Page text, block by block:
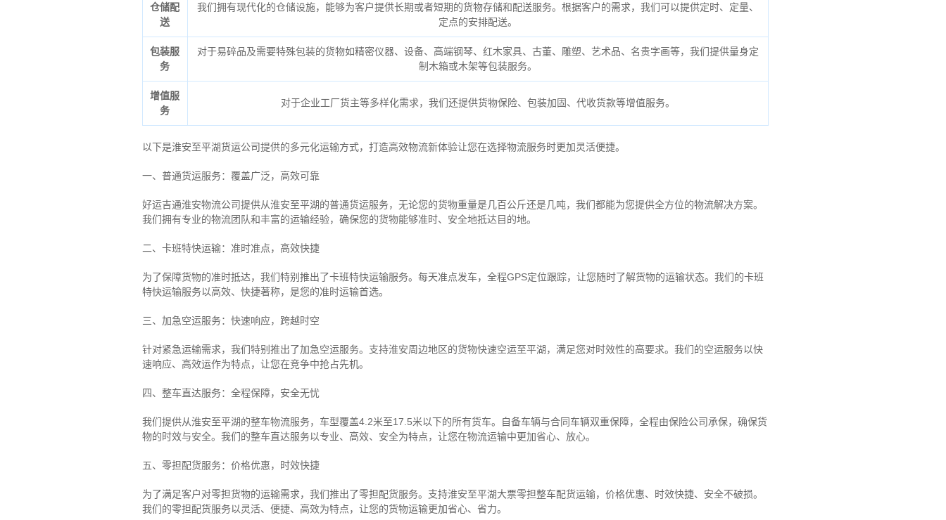
仓储配
送
我们拥有现代化的仓储设施，能够为客户提供长期或者短期的货物存储和配送服务。根据客户的需求，我们可以提供定时、定量、
定点的安排配送。
包装服
务
对于易碎品及需要特殊包装的货物如精密仪器、设备、高端钢琴、红木家具、古董、雕塑、艺术品、名贵字画等，我们提供量身定
制木箱或木架等包装服务。
增值服
务
对于企业工厂货主等多样化需求，我们还提供货物保险、包装加固、代收货款等增值服务。
以下是淮安至平湖货运公司提供的多元化运输方式，打造高效物流新体验让您在选择物流服务时更加灵活便捷。
一、普通货运服务：覆盖广泛，高效可靠
好运吉通淮安物流公司提供从淮安至平湖的普通货运服务，无论您的货物重量是几百公斤还是几吨，我们都能为您提供全方位的物流解决方案。
我们拥有专业的物流团队和丰富的运输经验，确保您的货物能够准时、安全地抵达目的地。
二、卡班特快运输：准时准点，高效快捷
为了保障货物的准时抵达，我们特别推出了卡班特快运输服务。每天准点发车，全程GPS定位跟踪，让您随时了解货物的运输状态。我们的卡班
特快运输服务以高效、快捷著称，是您的准时运输首选。
三、加急空运服务：快速响应，跨越时空
针对紧急运输需求，我们特别推出了加急空运服务。支持淮安周边地区的货物快速空运至平湖，满足您对时效性的高要求。我们的空运服务以快
速响应、高效运作为特点，让您在竞争中抢占先机。
四、整车直达服务：全程保障，安全无忧
我们提供从淮安至平湖的整车物流服务，车型覆盖4.2米至17.5米以下的所有货车。自备车辆与合同车辆双重保障，全程由保险公司承保，确保货
物的时效与安全。我们的整车直达服务以专业、高效、安全为特点，让您在物流运输中更加省心、放心。
五、零担配货服务：价格优惠，时效快捷
为了满足客户对零担货物的运输需求，我们推出了零担配货服务。支持淮安至平湖大票零担整车配货运输，价格优惠、时效快捷、安全不破损。
我们的零担配货服务以灵活、便捷、高效为特点，让您的货物运输更加省心、省力。